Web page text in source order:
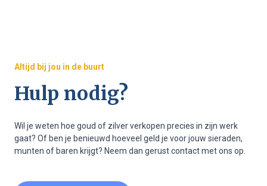
Altijd bij jou in de buurt
Hulp nodig?
Wil je weten hoe goud of zilver verkopen precies in zijn werk
gaat? Of ben je benieuwd hoeveel geld je voor jouw sieraden,
munten of baren krijgt? Neem dan gerust contact met ons op.